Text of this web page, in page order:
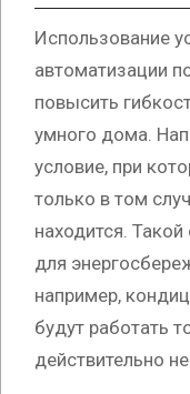
Использование
автоматизации
повысить
умного дома.
условие, при
только в том
находится.
для
например,
будут работать
действительно